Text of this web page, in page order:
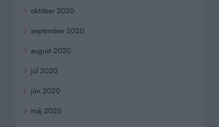
október 2020
september 2020
august 2020
júl 2020
jún 2020
máj 2020